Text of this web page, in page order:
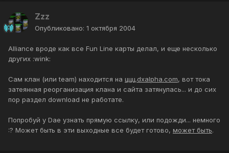
Zzz
Опубликовано: 1 октября 2004
Alliance вроде как все Fun Line карты делал, и еще несколько
других :wink:
Сам клан (или team) находится на ццц.dxalpha.com, вот тока
затеянная реорганизация клана и сайта затянулась... и до сих
пор раздел download не работате.
Попробуй у Dae узнать прямую ссылку, или подожди... немного
:? Может быть в эти выходные все будет готово, может быть.